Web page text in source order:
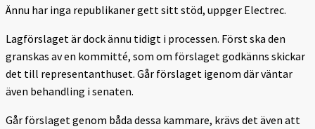
Ännu har inga republikaner gett sitt stöd, uppger Electrec.
Lagförslaget är dock ännu tidigt i processen. Först ska den
granskas av en kommitté, som om förslaget godkänns skickar
det till representanthuset. Går förslaget igenom där väntar
även behandling i senaten.
Går förslaget genom båda dessa kammare, krävs det även att